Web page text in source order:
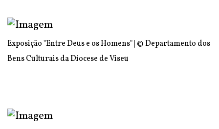
Exposição "Entre Deus e os Homens" | © Departamento dos
Bens Culturais da Diocese de Viseu